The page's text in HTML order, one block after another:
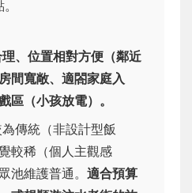
、位置相對方便（鄰近
間寬敞、適閤家庭入
區（小孩放電）。
傳統（非設計型飯
較稀（個人主觀感
池維護普通。 適合預算